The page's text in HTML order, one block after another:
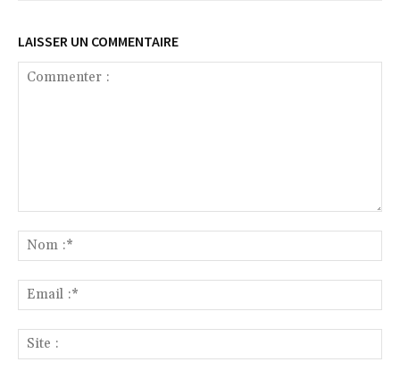
LAISSER UN COMMENTAIRE
:*
:*
: